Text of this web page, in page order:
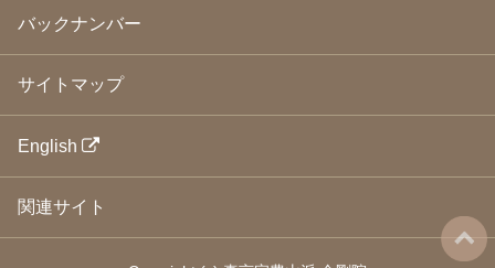
2008年5月(21)
(24)
2008年2月 (21)
2008年1月(23)
2007年12月
2007年9月
2007年8月(26)
バックナンバー
サイトマップ
English
関連サイト